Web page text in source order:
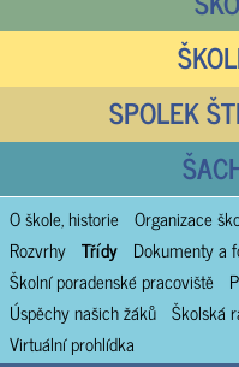
SPOLEK
O škole, historie Organizace
Rozvrhy Třídy Dokumenty a
Školní poradenské pracoviště
Úspěchy našich žáků Školská
Virtuální prohlídka